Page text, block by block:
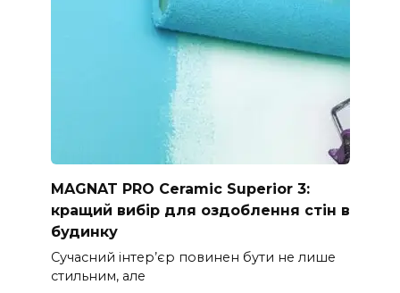
MAGNAT PRO Ceramic Superior 3:
кращий вибір для оздоблення стін в
будинку
Сучасний інтер’єр повинен бути не лише
стильним, але